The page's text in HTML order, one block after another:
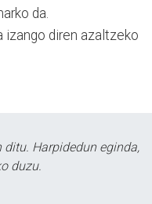
da.
izango diren azaltzeko
Harpidedun eginda,
duzu.